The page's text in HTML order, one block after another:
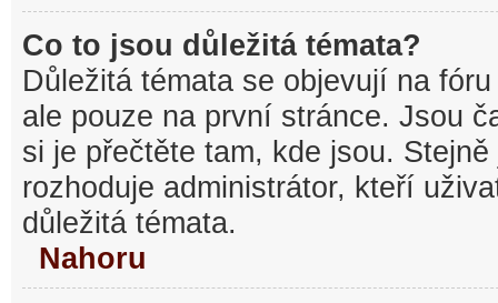
Co to jsou důležitá témata?
Důležitá témata se objevují na
ale pouze na první stránce. Jsou
si je přečtěte tam, kde jsou.
rozhoduje administrátor, kteří
důležitá témata.
Nahoru